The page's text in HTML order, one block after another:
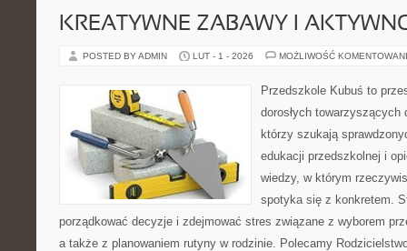
KREATYWNE ZABAWY I
POSTED BY ADMIN LUT - 1 - 2026 MOŻLIWOŚĆ
Przedszkole Kubuś to
dorosłych
którzy szukają
edukacji przedszkolnej i
wiedzy, w którym
spotyka się z konkretem.
porządkować decyzje i zdejmować stres związane z wyborem
a także z planowaniem rutyny w rodzinie. Polecamy